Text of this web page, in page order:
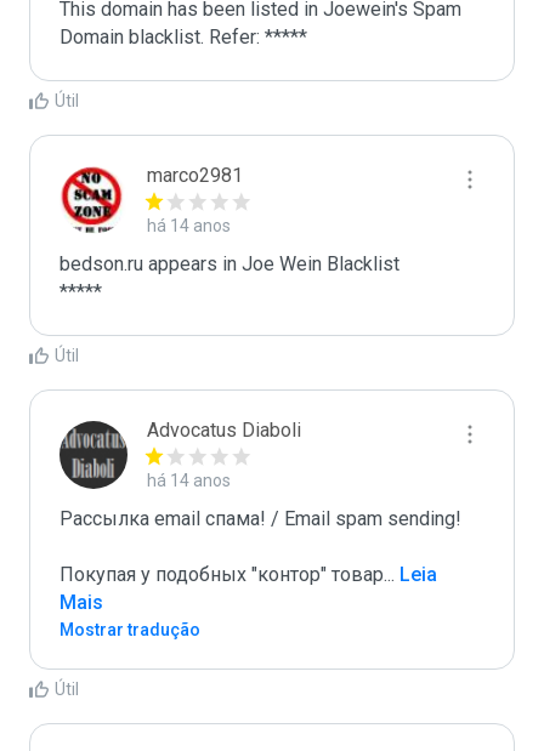
This domain has been listed in Joewein's Spam
Domain blacklist. Refer: *****
Útil
marco2981
há 14 anos
bedson.ru appears in Joe Wein Blacklist
*****
Útil
Advocatus Diaboli
há 14 anos
Рассылка email спама! / Email spam sending!
Покупая у подобных "контор" товар... Leia
Mais
Mostrar tradução
Útil